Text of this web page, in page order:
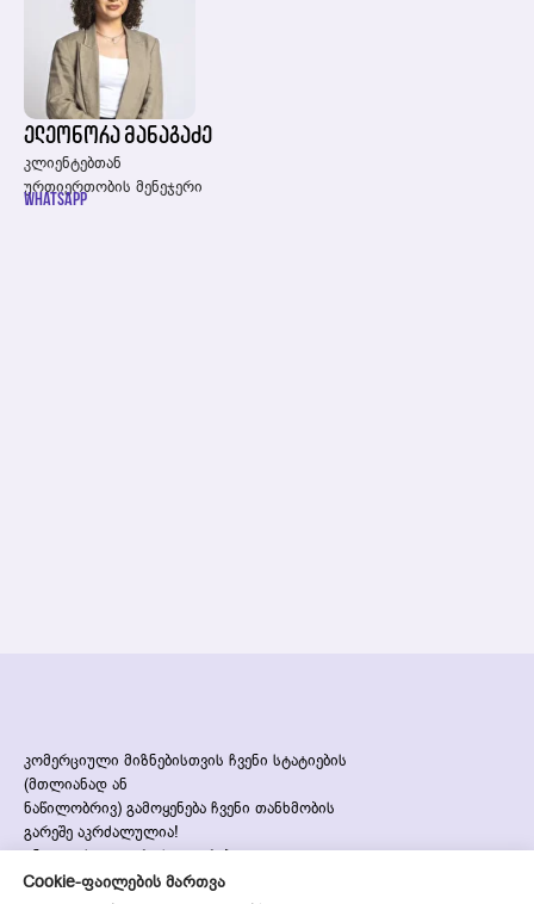
Cookie-ფაილების მართვა
ელეონორა მანაგაძე
კლიენტებთან
ურთიერთობის მენეჯერი
Whatsapp
კომერციული მიზნებისთვის ჩვენი სტატიების
(მთლიანად ან
ნაწილობრივ) გამოყენება ჩვენი თანხმობის
გარეშე აკრძალულია!
ინტელექტუალური საკუთრება დაცულია
სავაჭრო ნიშნით™